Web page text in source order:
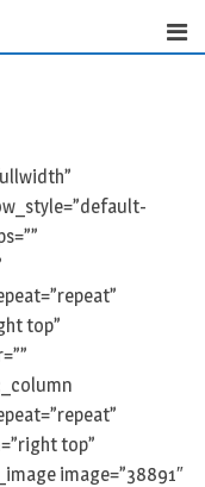
top”
top”
image=”38891″